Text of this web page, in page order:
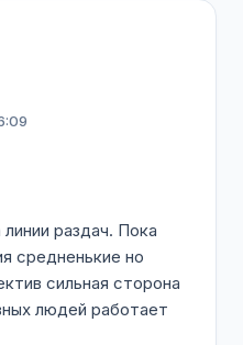
раздач. Пока
средненькие но
сильная сторона
людей работает